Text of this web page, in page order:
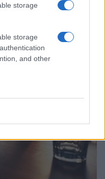
storage
storage
and other
oltre i criteri dei